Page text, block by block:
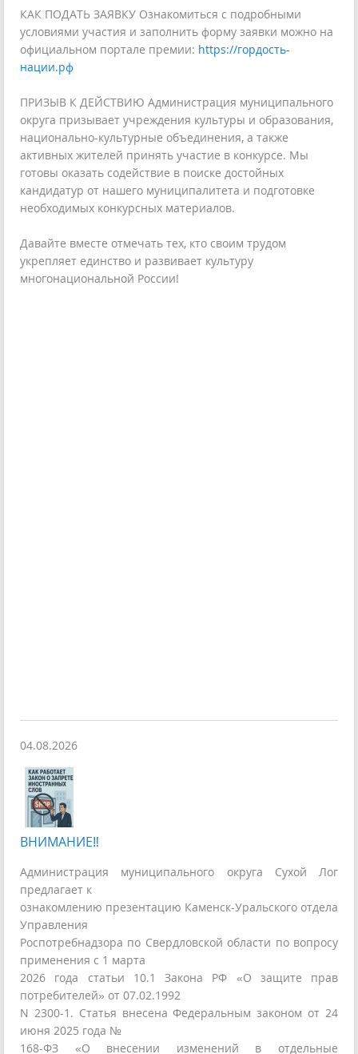
КАК ПОДАТЬ ЗАЯВКУ Ознакомиться с подробными
условиями участия и заполнить форму заявки можно на
официальном портале премии: https://гордость-
нации.рф
ПРИЗЫВ К ДЕЙСТВИЮ Администрация муниципального
округа призывает учреждения культуры и образования,
национально-культурные объединения, а также
активных жителей принять участие в конкурсе. Мы
готовы оказать содействие в поиске достойных
кандидатур от нашего муниципалитета и подготовке
необходимых конкурсных материалов.
Давайте вместе отмечать тех, кто своим трудом
укрепляет единство и развивает культуру
многонациональной России!
04.08.2026
ВНИМАНИЕ‼
Администрация муниципального округа Сухой Лог
предлагает к
ознакомлению презентацию Каменск-Уральского отдела
Управления
Роспотребнадзора по Свердловской области по вопросу
применения с 1 марта
2026 года статьи 10.1 Закона РФ «О защите прав
потребителей» от 07.02.1992
N 2300-1. Статья внесена Федеральным законом от 24
июня 2025 года №
168-ФЗ «О внесении изменений в отдельные